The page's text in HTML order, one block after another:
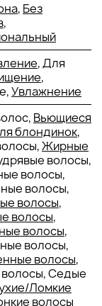
который
кожи
и
: Мощный
фолликулы
и кедра
эффект,
волосам
кремовую
, Без
,
, Для
,
Увлажнение
Вьющиеся
блондинок,
Жирные
волосы,
волосы,
волосы,
волосы,
волосы,
волосы,
волосы,
волосы,
Седые
Ломкие
волосы